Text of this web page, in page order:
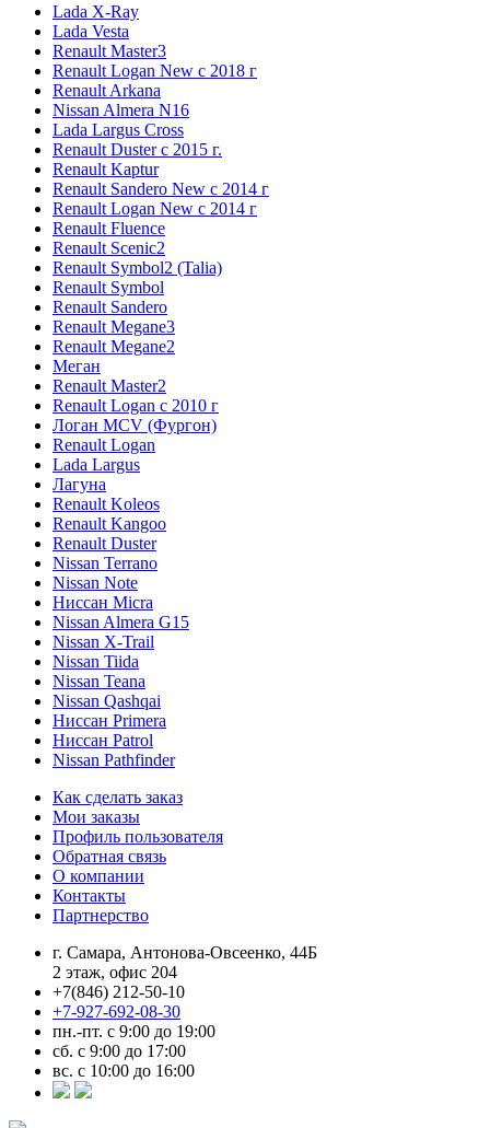
Lada X-Ray
Lada Vesta
Renault Master3
Renault Logan New с 2018 г
Renault Arkana
Nissan Almera N16
Lada Largus Cross
Renault Duster с 2015 г.
Renault Kaptur
Renault Sandero New с 2014 г
Renault Logan New с 2014 г
Renault Fluence
Renault Scenic2
Renault Symbol2 (Talia)
Renault Symbol
Renault Sandero
Renault Megane3
Renault Megane2
Меган
Renault Master2
Renault Logan c 2010 г
Логан МСV (Фургон)
Renault Logan
Lada Largus
Лагуна
Renault Koleos
Renault Kangoo
Renault Duster
Nissan Terrano
Nissan Note
Ниссан Micra
Nissan Almera G15
Nissan X-Trail
Nissan Tiida
Nissan Teana
Nissan Qashqai
Ниссан Primera
Ниссан Patrol
Nissan Pathfinder
Как сделать заказ
Мои заказы
Профиль пользователя
Обратная связь
О компании
Контакты
Партнерство
г. Самара, Антонова-Овсеенко, 44Б
2 этаж, офис 204
+7(846) 212-50-10
+7-927-692-08-30
пн.-пт. с 9:00 до 19:00
сб. с 9:00 до 17:00
вс. с 10:00 до 16:00